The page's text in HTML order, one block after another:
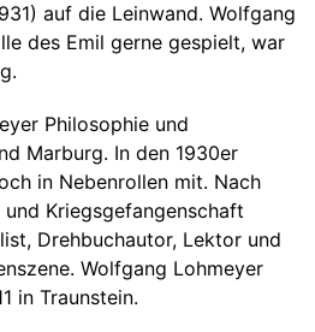
auf die Leinwand. Wolfgang
des Emil gerne gespielt, war
Philosophie und
Marburg. In den 1930er
in Nebenrollen mit. Nach
Kriegsgefangenschaft
Drehbuchautor, Lektor und
Wolfgang Lohmeyer
in Traunstein.